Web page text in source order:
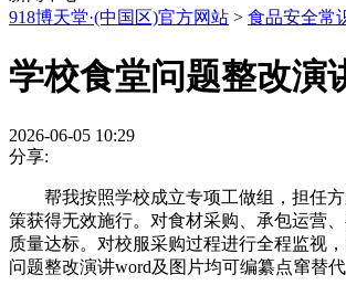
918博天堂·(中国区)官方网站 > 食品安全常
学校食堂问题整改演
2026-06-05 10:29
分享:
帮我按照学校成立专项工做组，担任方
策获得无效施行。对食材采购、承包运营
质量达标。对校服采购过程进行全程监视
问题整改演讲word及图片均可编纂点窜替